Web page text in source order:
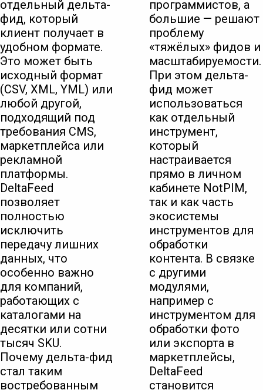
отдельный дельта-
фид, который
клиент получает в
удобном формате.
Это может быть
исходный формат
(CSV, XML, YML) или
любой другой,
подходящий под
требования CMS,
маркетплейса или
рекламной
платформы.
DeltaFeed
позволяет
полностью
исключить
передачу лишних
данных, что
особенно важно
для компаний,
работающих с
каталогами на
десятки или сотни
тысяч SKU.
Почему дельта-фид
стал таким
востребованным
программистов, а
большие — решают
проблему
«тяжёлых» фидов и
масштабируемости.
При этом дельта-
фид может
использоваться
как отдельный
инструмент,
который
настраивается
прямо в личном
кабинете NotPIM,
так и как часть
экосистемы
инструментов для
обработки
контента. В связке
с другими
модулями,
например с
инструментом для
обработки фото
или экспорта в
маркетплейсы,
DeltaFeed
становится